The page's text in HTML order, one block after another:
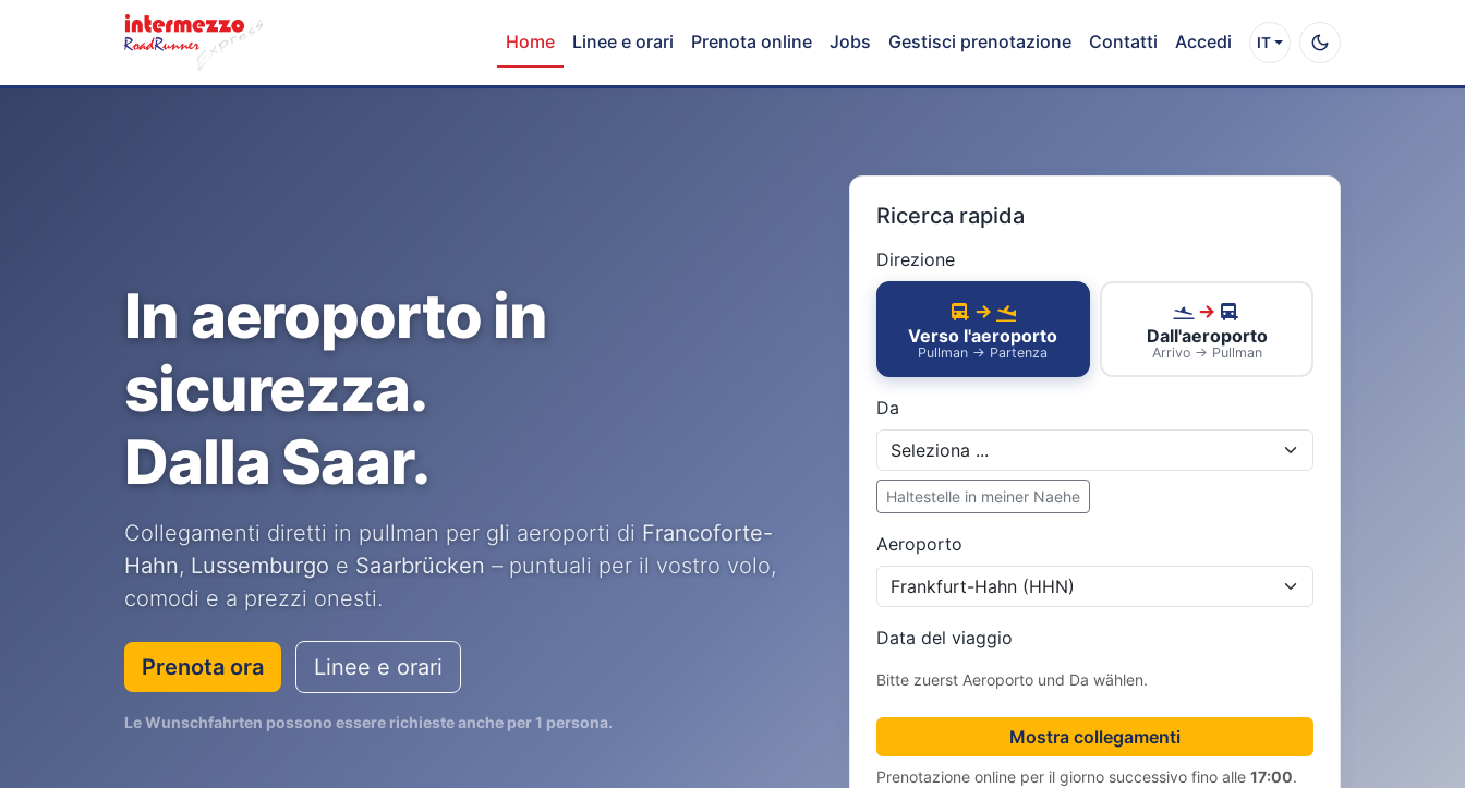
Home Linee e orari Prenota online Jobs Gestisci prenotazione Contatti Accedi IT
In aeroporto in
sicurezza.
Dalla Saar.
Collegamenti diretti in pullman per gli aeroporti di Francoforte-
Hahn, Lussemburgo e Saarbrücken – puntuali per il vostro volo,
comodi e a prezzi onesti.
Prenota ora Linee e orari
Le Wunschfahrten possono essere richieste anche per 1 persona.
Ricerca rapida
Direzione
Verso l'aeroporto
Pullman → Partenza
Dall'aeroporto
Arrivo → Pullman
Da
Haltestelle in meiner Naehe
Aeroporto
Data del viaggio
Bitte zuerst Aeroporto und Da wählen.
Mostra collegamenti
Prenotazione online per il giorno successivo fino alle 17:00.